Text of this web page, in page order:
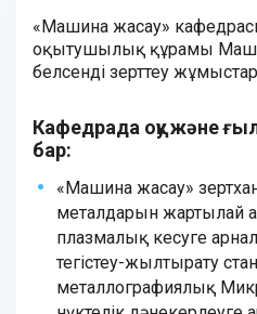
«Машина жасау»
оқытушылық құрамы
белсенді зерттеу
Кафедрада оқу және
бар:
«Машина жасау»
металдарын жартылай
плазмалық кесуге
тегістеу-жылтырату
металлографиялық